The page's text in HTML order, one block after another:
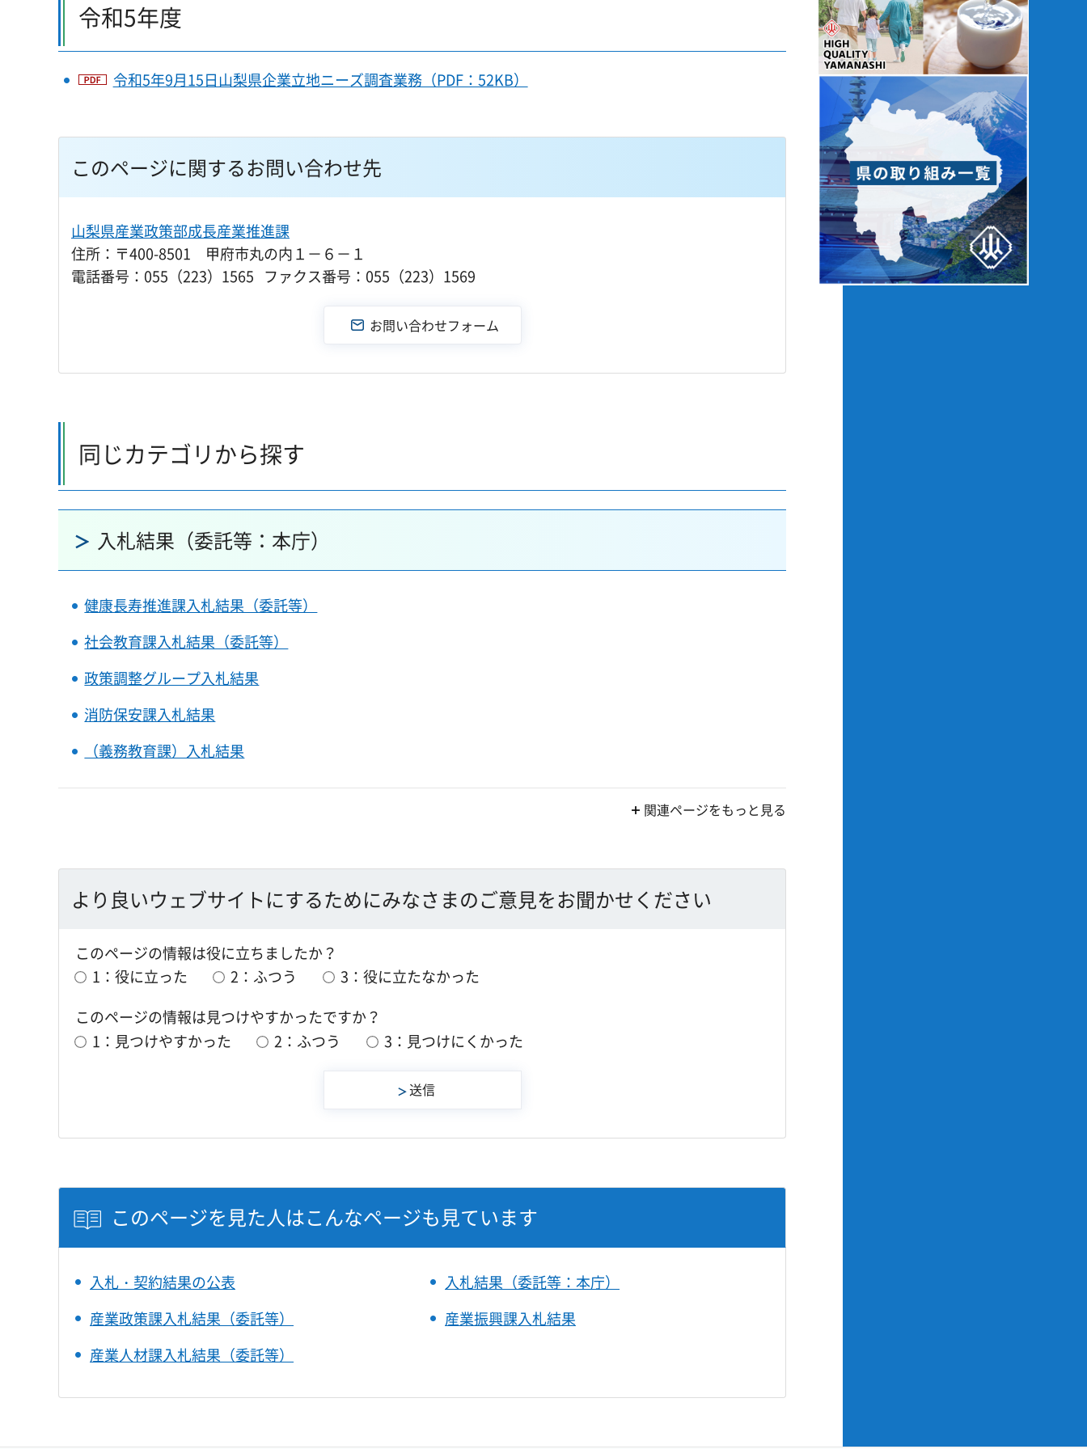
令和5年度
令和5年9月15日山梨県企業立地ニーズ調査業務（PDF：52KB）
このページに関するお問い合わせ先
山梨県産業政策部成長産業推進課
住所：〒400-8501 甲府市丸の内１－６－１
電話番号：055（223）1565 ファクス番号：055（223）1569
同じカテゴリから探す
入札結果（委託等：本庁）
健康長寿推進課入札結果（委託等）
社会教育課入札結果（委託等）
政策調整グループ入札結果
消防保安課入札結果
（義務教育課）入札結果
関連ページをもっと見る
より良いウェブサイトにするためにみなさまのご意見をお聞かせください
このページの情報は役に立ちましたか？
1：役に立った
2：ふつう
3：役に立たなかった
このページの情報は見つけやすかったですか？
1：見つけやすかった
2：ふつう 3：見つけにくかった
このページを見た人はこんなページも見ています
入札・契約結果の公表
入札結果（委託等：本庁）
産業政策課入札結果（委託等）
産業振興課入札結果
産業人材課入札結果（委託等）